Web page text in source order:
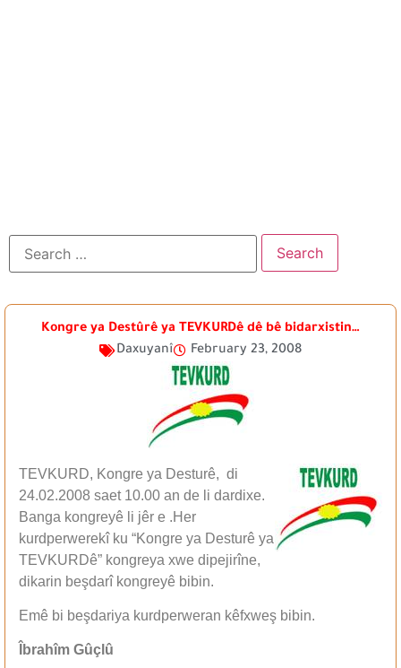
Kongre ya Destûrê ya TEVKURDê dê bê bidarxistin…
Daxuyanî
February 23, 2008
TEVKURD, Kongre ya Desturê, di
24.02.2008 saet 10.00 an de li dardixe.
Banga kongreyê li jêr e .Her
kurdperwerekî ku “Kongre ya Desturê ya
TEVKURDê” kongreya xwe dipejirîne,
dikarin beşdarî kongreyê bibin.
Emê bi beşdariya kurdperweran kêfxweş bibin.
Îbrahîm Gûçlû